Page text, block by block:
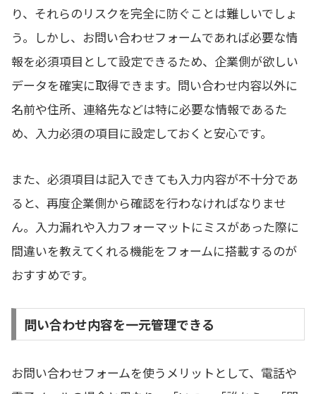
り、それらのリスクを完全に防ぐことは難しいでしょ
う。しかし、お問い合わせフォームであれば必要な情
報を必須項目として設定できるため、企業側が欲しい
データを確実に取得できます。問い合わせ内容以外に
名前や住所、連絡先などは特に必要な情報であるた
め、入力必須の項目に設定しておくと安心です。
また、必須項目は記入できても入力内容が不十分であ
ると、再度企業側から確認を行わなければなりませ
ん。 入力漏れや入力フォーマットにミスがあった際に
間違いを教えてくれる機能をフォームに搭載するのが
おすすめです。
問い合わせ内容を一元管理できる
お問い合わせフォームを使うメリットとして、電話や